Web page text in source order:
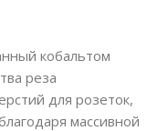
кобальтом
реза
для розеток,
массивной